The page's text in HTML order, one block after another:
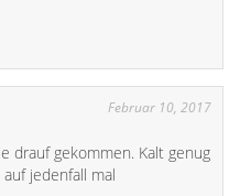
Februar 10, 2017
drauf gekommen. Kalt genug
jedenfall mal